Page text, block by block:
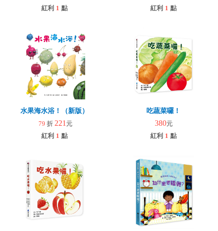
紅利 1 點
紅利 1 點
水果海水浴！（新版）
79 折 221 元
紅利 1 點
吃蔬菜囉！
380元
紅利 1 點